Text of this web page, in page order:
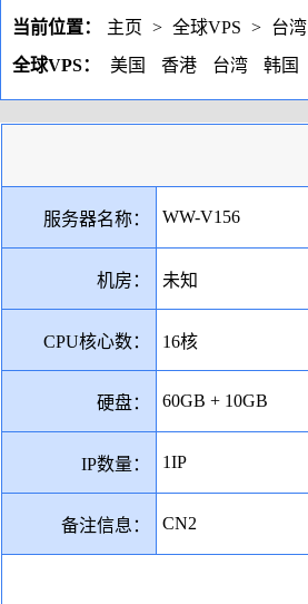
当前位置：
主页 > 全球VPS > 台湾
全球VPS：
美国 香港 台湾 韩国
服务器名称： WW-V156
机房： 未知
CPU核心数： 16核
硬盘： 60GB + 10GB
IP数量： 1IP
备注信息： CN2